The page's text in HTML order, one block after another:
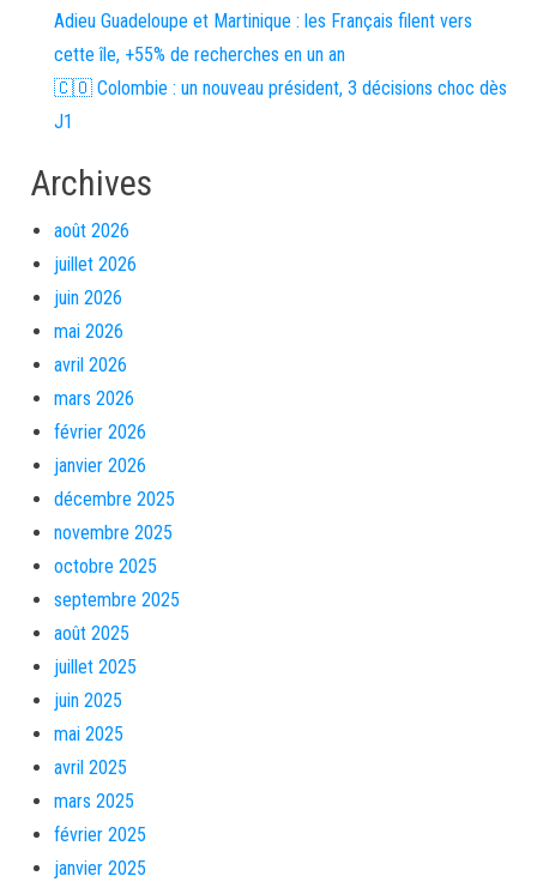
Adieu Guadeloupe et Martinique : les Français filent vers
cette île, +55% de recherches en un an
🇨🇴 Colombie : un nouveau président, 3 décisions choc dès
J1
Archives
août 2026
juillet 2026
juin 2026
mai 2026
avril 2026
mars 2026
février 2026
janvier 2026
décembre 2025
novembre 2025
octobre 2025
septembre 2025
août 2025
juillet 2025
juin 2025
mai 2025
avril 2025
mars 2025
février 2025
janvier 2025